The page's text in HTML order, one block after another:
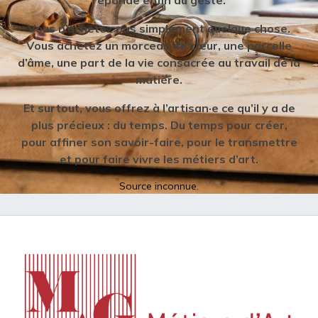
Vous n’achetez pas simplement quelque chose.
Vous achetez un morceau de cœur, une parcelle
d’âme, une part de la vie consacrée au travail de la
matière.
Et surtout, vous offrez à l’artisan·e ce qu’il y a de
plus précieux : du temps. Du temps pour créer,
pour affiner son savoir-faire, pour le transmettre
et pour faire vivre les métiers d’art.
Source inconnue.